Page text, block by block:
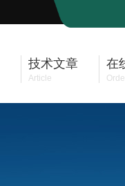
技术文章
Article
在